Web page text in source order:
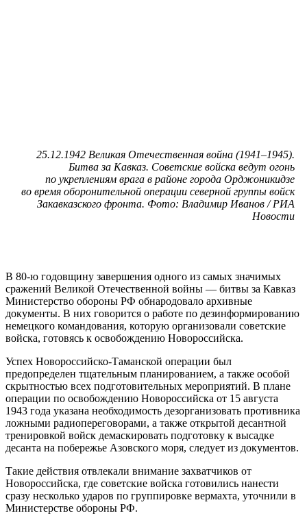
25.12.1942 Великая Отечественная война (1941–1945).
Битва за Кавказ. Советские войска ведут огонь
по укреплениям врага в районе города Орджоникидзе
во время оборонительной операции северной группы войск
Закавказского фронта. Фото: Владимир Иванов / РИА
Новости
В 80-ю годовщину завершения одного из самых значимых
сражений Великой Отечественной войны — битвы за Кавказ
Министерство обороны РФ обнародовало архивные
документы. В них говорится о работе по дезинформированию
немецкого командования, которую организовали советские
войска, готовясь к освобождению Новороссийска.
Успех Новороссийско-Таманской операции был
предопределен тщательным планированием, а также особой
скрытностью всех подготовительных мероприятий. В плане
операции по освобождению Новороссийска от 15 августа
1943 года указана необходимость дезорганизовать противника
ложными радиопереговорами, а также открытой десантной
тренировкой войск демаскировать подготовку к высадке
десанта на побережье Азовского моря, следует из документов.
Такие действия отвлекали внимание захватчиков от
Новороссийска, где советские войска готовились нанести
сразу несколько ударов по группировке вермахта, уточнили в
Министерстве обороны РФ.